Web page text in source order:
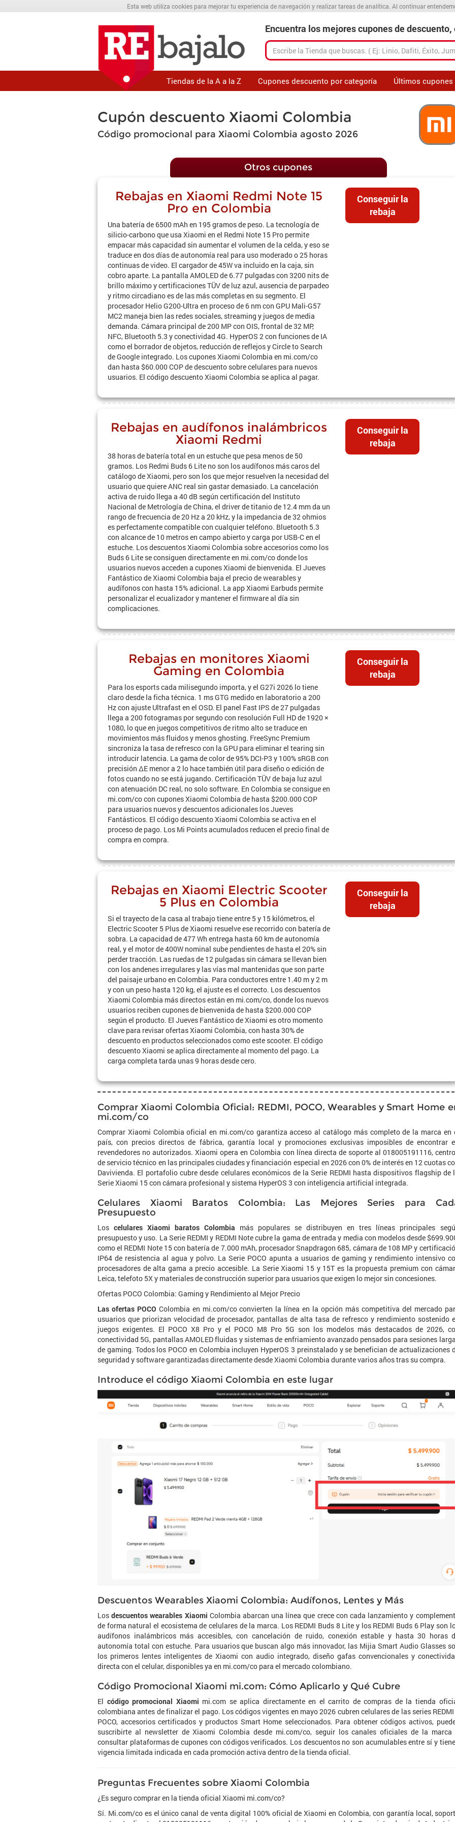
Esta web utiliza cookies para mejorar tu experiencia de navegación y realizar tareas de analítica. Al continuar
Encuentra los mejores cupones de
Tiendas de la A a la Z Cupones descuento por categoría Últimos cupones
Cupón descuento Xiaomi Colombia
Código promocional para Xiaomi Colombia agosto 2026
Otros cupones
Rebajas en Xiaomi Redmi Note 15
Pro en Colombia
Una batería de 6500 mAh en 195 gramos de peso. La tecnología de
silicio-carbono que usa Xiaomi en el Redmi Note 15 Pro permite
empacar más capacidad sin aumentar el volumen de la celda, y eso se
traduce en dos días de autonomía real para uso moderado o 25 horas
continuas de video. El cargador de 45W va incluido en la caja, sin
cobro aparte. La pantalla AMOLED de 6.77 pulgadas con 3200 nits de
brillo máximo y certificaciones TÜV de luz azul, ausencia de parpadeo
y ritmo circadiano es de las más completas en su segmento. El
procesador Helio G200-Ultra en proceso de 6 nm con GPU Mali-G57
MC2 maneja bien las redes sociales, streaming y juegos de media
demanda. Cámara principal de 200 MP con OIS, frontal de 32 MP,
NFC, Bluetooth 5.3 y conectividad 4G. HyperOS 2 con funciones de IA
como el borrador de objetos, reducción de reflejos y Circle to Search
de Google integrado. Los cupones Xiaomi Colombia en mi.com/co
dan hasta $60.000 COP de descuento sobre celulares para nuevos
usuarios. El código descuento Xiaomi Colombia se aplica al pagar.
Conseguir la
rebaja
Rebajas en audífonos inalámbricos
Xiaomi Redmi
38 horas de batería total en un estuche que pesa menos de 50
gramos. Los Redmi Buds 6 Lite no son los audífonos más caros del
catálogo de Xiaomi, pero son los que mejor resuelven la necesidad del
usuario que quiere ANC real sin gastar demasiado. La cancelación
activa de ruido llega a 40 dB según certificación del Instituto
Nacional de Metrología de China, el driver de titanio de 12.4 mm da un
rango de frecuencia de 20 Hz a 20 kHz, y la impedancia de 32 ohmios
es perfectamente compatible con cualquier teléfono. Bluetooth 5.3
con alcance de 10 metros en campo abierto y carga por USB-C en el
estuche. Los descuentos Xiaomi Colombia sobre accesorios como los
Buds 6 Lite se consiguen directamente en mi.com/co donde los
usuarios nuevos acceden a cupones Xiaomi de bienvenida. El Jueves
Fantástico de Xiaomi Colombia baja el precio de wearables y
audífonos con hasta 15% adicional. La app Xiaomi Earbuds permite
personalizar el ecualizador y mantener el firmware al día sin
complicaciones.
Conseguir la
rebaja
Rebajas en monitores Xiaomi
Gaming en Colombia
Para los esports cada milisegundo importa, y el G27i 2026 lo tiene
claro desde la ficha técnica. 1 ms GTG medido en laboratorio a 200
Hz con ajuste Ultrafast en el OSD. El panel Fast IPS de 27 pulgadas
llega a 200 fotogramas por segundo con resolución Full HD de 1920 ×
1080, lo que en juegos competitivos de ritmo alto se traduce en
movimientos más fluidos y menos ghosting. FreeSync Premium
sincroniza la tasa de refresco con la GPU para eliminar el tearing sin
introducir latencia. La gama de color de 95% DCI-P3 y 100% sRGB con
precisión ΔE menor a 2 lo hace también útil para diseño o edición de
fotos cuando no se está jugando. Certificación TÜV de baja luz azul
con atenuación DC real, no solo software. En Colombia se consigue en
mi.com/co con cupones Xiaomi Colombia de hasta $200.000 COP
para usuarios nuevos y descuentos adicionales los Jueves
Fantásticos. El código descuento Xiaomi Colombia se activa en el
proceso de pago. Los Mi Points acumulados reducen el precio final de
compra en compra.
Conseguir la
rebaja
Rebajas en Xiaomi Electric Scooter
5 Plus en Colombia
Si el trayecto de la casa al trabajo tiene entre 5 y 15 kilómetros, el
Electric Scooter 5 Plus de Xiaomi resuelve ese recorrido con batería de
sobra. La capacidad de 477 Wh entrega hasta 60 km de autonomía
real, y el motor de 400W nominal sube pendientes de hasta el 20% sin
perder tracción. Las ruedas de 12 pulgadas sin cámara se llevan bien
con los andenes irregulares y las vías mal mantenidas que son parte
del paisaje urbano en Colombia. Para conductores entre 1.40 m y 2 m
y con un peso hasta 120 kg, el ajuste es el correcto. Los descuentos
Xiaomi Colombia más directos están en mi.com/co, donde los nuevos
usuarios reciben cupones de bienvenida de hasta $200.000 COP
según el producto. El Jueves Fantástico de Xiaomi es otro momento
clave para revisar ofertas Xiaomi Colombia, con hasta 30% de
descuento en productos seleccionados como este scooter. El código
descuento Xiaomi se aplica directamente al momento del pago. La
carga completa tarda unas 9 horas desde cero.
Conseguir la
rebaja
Comprar Xiaomi Colombia Oficial: REDMI, POCO, Wearables y Smart Home
mi.com/co
Comprar Xiaomi Colombia oficial en mi.com/co garantiza acceso al catálogo más completo de la marca en
país, con precios directos de fábrica, garantía local y promociones exclusivas imposibles de encontrar
revendedores no autorizados. Xiaomi opera en Colombia con línea directa de soporte al 018005191116,
de servicio técnico en las principales ciudades y financiación especial en 2026 con 0% de interés en 12 cuotas
Davivienda. El portafolio cubre desde celulares económicos de la Serie REDMI hasta dispositivos flagship de
Serie Xiaomi 15 con cámara profesional y sistema HyperOS 3 con inteligencia artificial integrada.
Celulares Xiaomi Baratos Colombia: Las Mejores Series para
Presupuesto
Loscelulares Xiaomi baratos Colombia más populares se distribuyen en tres líneas principales
presupuesto y uso. La Serie REDMI y REDMI Note cubre la gama de entrada y media con modelos desde
como el REDMI Note 15 con batería de 7.000 mAh, procesador Snapdragon 685, cámara de 108 MP y
IP64 de resistencia al agua y polvo. La Serie POCO apunta a usuarios de gaming y rendimiento intensivo
procesadores de alta gama a precio accesible. La Serie Xiaomi 15 y 15T es la propuesta premium con
Leica, telefoto 5X y materiales de construcción superior para usuarios que exigen lo mejor sin concesiones.
Ofertas POCO Colombia: Gaming y Rendimiento al Mejor Precio
Las ofertas POCO Colombia en mi.com/co convierten la línea en la opción más competitiva del mercado
usuarios que priorizan velocidad de procesador, pantallas de alta tasa de refresco y rendimiento sostenido
juegos exigentes. El POCO X8 Pro y el POCO M8 Pro 5G son los modelos más destacados de 2026,
conectividad 5G, pantallas AMOLED fluidas y sistemas de enfriamiento avanzado pensados para sesiones
de gaming. Todos los POCO en Colombia incluyen HyperOS 3 preinstalado y se benefician de actualizaciones
seguridad y software garantizadas directamente desde Xiaomi Colombia durante varios años tras su compra.
Introduce el código Xiaomi Colombia en este lugar
Descuentos Wearables Xiaomi Colombia: Audífonos, Lentes y Más
Losdescuentos wearables Xiaomi Colombia abarcan una línea que crece con cada lanzamiento y
de forma natural el ecosistema de celulares de la marca. Los REDMI Buds 8 Lite y los REDMI Buds 6 Play son
audífonos inalámbricos más accesibles, con cancelación de ruido, conexión estable y hasta 30 horas
autonomía total con estuche. Para usuarios que buscan algo más innovador, las Mijia Smart Audio Glasses
los primeros lentes inteligentes de Xiaomi con audio integrado, diseño gafas convencionales y
directa con el celular, disponibles ya en mi.com/co para el mercado colombiano.
Código Promocional Xiaomi mi.com: Cómo Aplicarlo y Qué Cubre
El código promocional Xiaomi mi.com se aplica directamente en el carrito de compras de la tienda
colombiana antes de finalizar el pago. Los códigos vigentes en mayo 2026 cubren celulares de las series
POCO, accesorios certificados y productos Smart Home seleccionados. Para obtener códigos activos,
suscribirte al newsletter de Xiaomi Colombia desde mi.com/co, seguir los canales oficiales de la marca
consultar plataformas de cupones con códigos verificados. Los descuentos no son acumulables entre sí y
vigencia limitada indicada en cada promoción activa dentro de la tienda oficial.
Preguntas Frecuentes sobre Xiaomi Colombia
¿Es seguro comprar en la tienda oficial Xiaomi mi.com/co?
Sí. Mi.com/co es el único canal de venta digital 100% oficial de Xiaomi en Colombia, con garantía local,